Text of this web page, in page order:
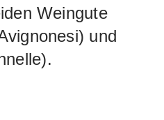
Weingute
und